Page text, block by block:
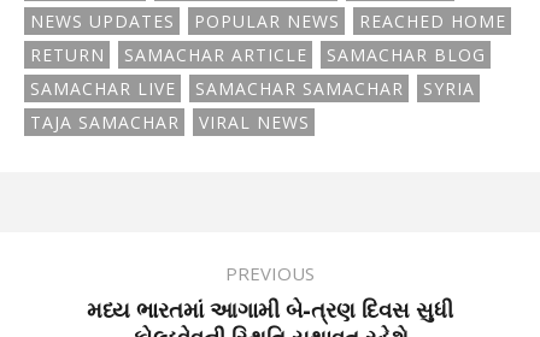
NEWS UPDATES
POPULAR NEWS
REACHED HOME
RETURN
SAMACHAR ARTICLE
SAMACHAR BLOG
SAMACHAR LIVE
SAMACHAR SAMACHAR
SYRIA
TAJA SAMACHAR
VIRAL NEWS
PREVIOUS
મધ્ય ભારતમાં આગામી બે-ત્રણ દિવસ સુધી